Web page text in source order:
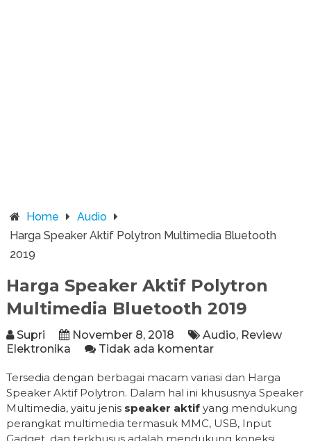
Home
Audio
Harga Speaker Aktif Polytron Multimedia Bluetooth
2019
Harga Speaker Aktif Polytron
Multimedia Bluetooth 2019
Supri November 8, 2018 Audio, Review
Elektronika
Tidak ada komentar
Tersedia dengan berbagai macam variasi dan Harga
Speaker Aktif Polytron. Dalam hal ini khususnya Speaker
Multimedia, yaitu jenisspeaker aktifyang mendukung
perangkat multimedia termasuk MMC, USB, Input